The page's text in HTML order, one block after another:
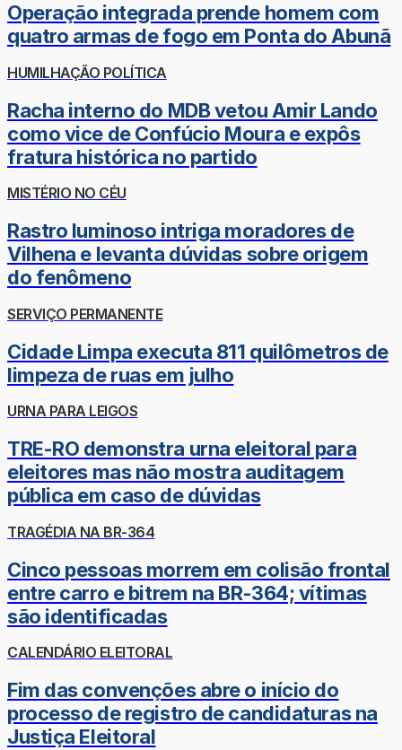
Operação integrada prende homem com
quatro armas de fogo em Ponta do Abunã
HUMILHAÇÃO POLÍTICA
Racha interno do MDB vetou Amir Lando
como vice de Confúcio Moura e expôs
fratura histórica no partido
MISTÉRIO NO CÉU
Rastro luminoso intriga moradores de
Vilhena e levanta dúvidas sobre origem
do fenômeno
SERVIÇO PERMANENTE
Cidade Limpa executa 811 quilômetros de
limpeza de ruas em julho
URNA PARA LEIGOS
TRE-RO demonstra urna eleitoral para
eleitores mas não mostra auditagem
pública em caso de dúvidas
TRAGÉDIA NA BR-364
Cinco pessoas morrem em colisão frontal
entre carro e bitrem na BR-364; vítimas
são identificadas
CALENDÁRIO ELEITORAL
Fim das convenções abre o início do
processo de registro de candidaturas na
Justiça Eleitoral